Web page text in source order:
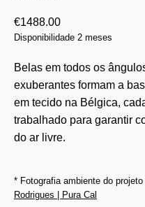
€1488.00
Disponibilidade 2 meses
Belas em todos os
exuberantes formam a
em tecido na Bélgica,
trabalhado para garantir
do ar livre.
* Fotografia ambiente do projeto
Rodrigues | Pura Cal